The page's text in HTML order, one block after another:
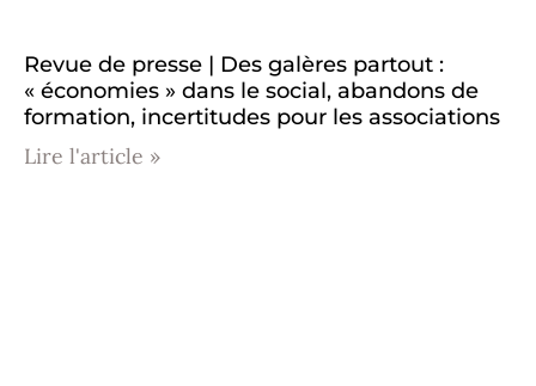
Revue de presse | Des galères partout :
« économies » dans le social, abandons de
formation, incertitudes pour les associations
Lire l'article »